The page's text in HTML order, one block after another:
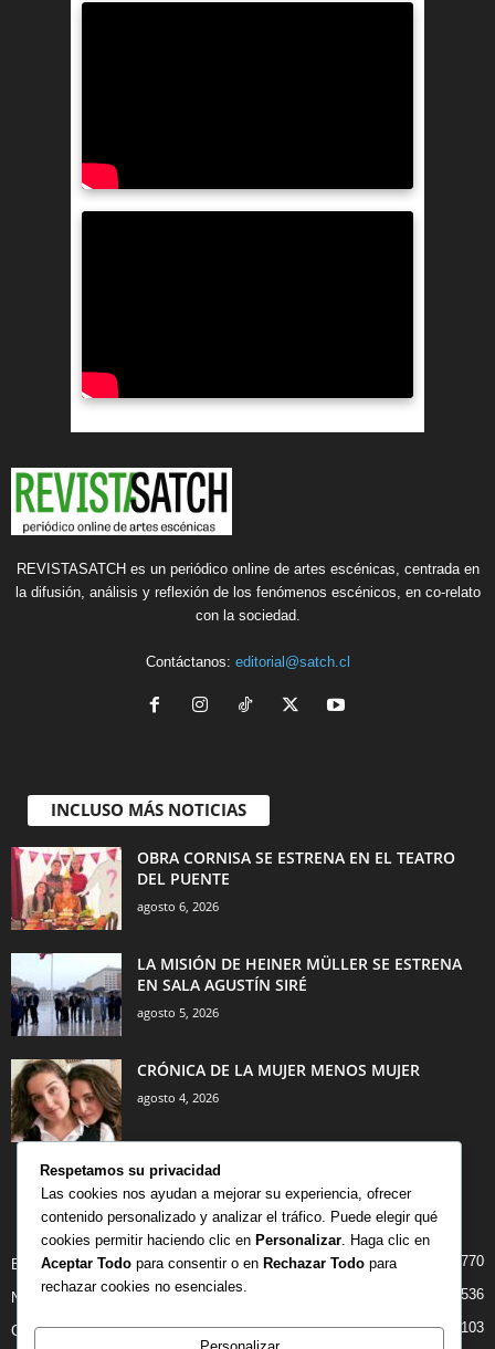
REVISTASATCH es un periódico online de artes escénicas, centrada en
la difusión, análisis y reflexión de los fenómenos escénicos, en co-relato
con la sociedad.
Contáctanos: editorial@satch.cl
INCLUSO MÁS NOTICIAS
OBRA CORNISA SE ESTRENA EN EL TEATRO
DEL PUENTE
agosto 6, 2026
LA MISIÓN DE HEINER MÜLLER SE ESTRENA
EN SALA AGUSTÍN SIRÉ
agosto 5, 2026
CRÓNICA DE LA MUJER MENOS MUJER
agosto 4, 2026
CATEGORÍA POPULAR
BIBLIOTECA 770
NOTICIAS 536
CRITICAS 103
Respetamos su privacidad
Las cookies nos ayudan a mejorar su experiencia, ofrecer
contenido personalizado y analizar el tráfico. Puede elegir qué
cookies permitir haciendo clic en Personalizar . Haga clic en
Aceptar Todo para consentir o en Rechazar Todo para
rechazar cookies no esenciales.